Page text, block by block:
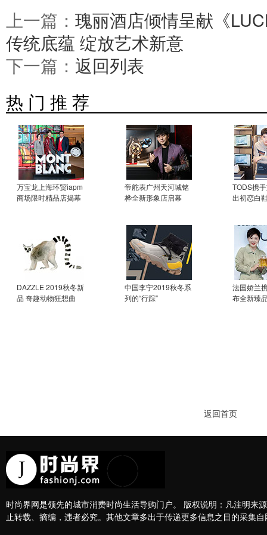
上一篇： 瑰丽酒店倾情呈献《
传统底蕴 绽放艺术新意
下一篇： 返回列表
热 门 推 荐
万宝龙上海环贸iapm
商场限时精品店揭幕
帝舵表广州天河城铭
桦全新形象店启幕
TODS携
出初恋白
DAZZLE 2019秋冬新
品 奇趣动物狂想曲
中国李宁2019秋冬系
列的“行踪”
法国娇兰
布全新臻
返回首页
时尚界网是领先的城市消费时尚生活导购门户。 版权说明：凡注明来
止转载、摘编，违者必究。其他文章多出于传递更多信息之目的采集